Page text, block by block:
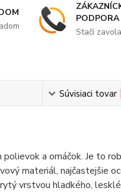
PODPORA
Stačí
Súvisiaci tovar
a omáčok. Je to
materiál, najčastejšie
vrstvou hladkého,